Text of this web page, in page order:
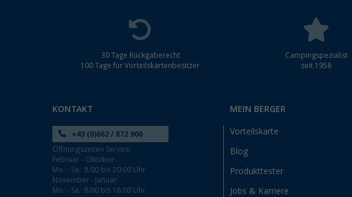
30 Tage Rückgaberecht
100 Tage für Vorteilskartenbesitzer
Campingspezialist
seit 1958
KONTAKT
+43 (0)662 / 872 900
Öffnungszeiten Service:
Februar - Oktober:
Mo. - Sa.: 8:00 bis 20:00 Uhr
November - Januar:
Mo. - Sa.: 8:00 bis 18:00 Uhr
MEIN BERGER
Vorteilskarte
Blog
Produkttester
Jobs & Karriere